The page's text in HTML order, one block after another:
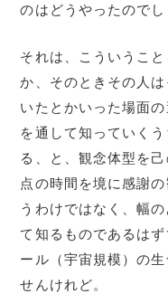
のはどうやったのでし
それは、こういうこ
か、そのときその人
いたとかいった場面
を通して知っていく
る、と、観念体型を
点の時間を境に感謝
うわけではなく、幅
て知るものであるは
ール（宇宙規模）の
せんけれど。